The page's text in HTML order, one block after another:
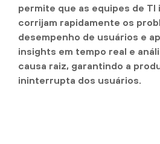
permite que as equipes de TI
corrijam rapidamente os
desempenho de usuários e
insights em tempo real e
causa raiz, garantindo a
ininterrupta dos usuários.